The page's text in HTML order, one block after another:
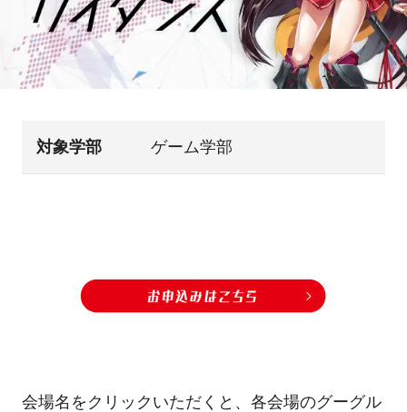
対象学部 ゲーム学部
会場名をクリックいただくと、各会場のグーグル